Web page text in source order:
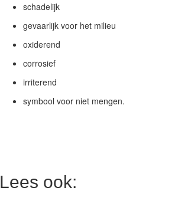
schadelijk
gevaarlijk voor het milieu
oxiderend
corrosief
irriterend
symbool voor niet mengen.
Lees ook: